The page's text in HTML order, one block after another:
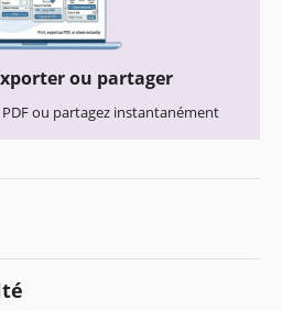
ou partager
ou partagez instantanément